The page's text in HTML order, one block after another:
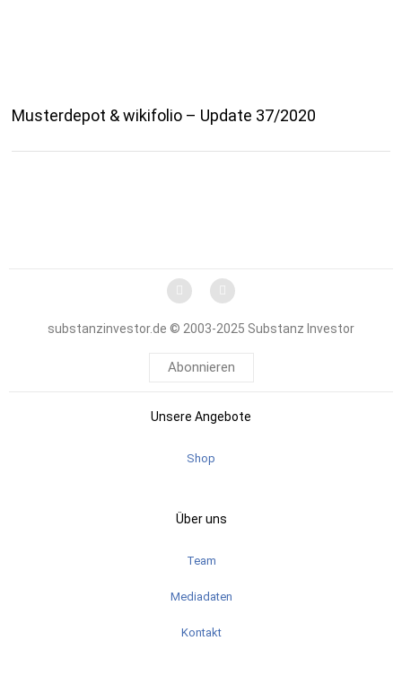
Musterdepot & wikifolio – Update 37/2020
substanzinvestor.de © 2003-2025 Substanz Investor
Abonnieren
Unsere Angebote
Shop
Über uns
Team
Mediadaten
Kontakt